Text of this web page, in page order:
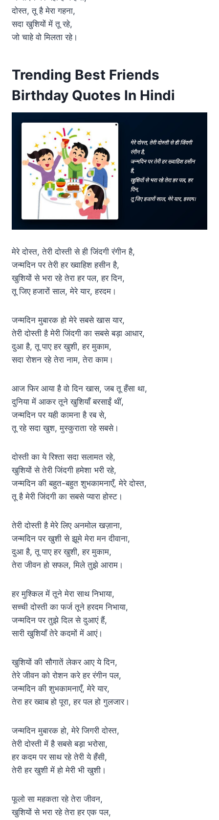
दोस्त, तू है मेरा गहना,
सदा खुशियों में तू रहे,
जो चाहे वो मिलता रहे।
Trending Best Friends
Birthday Quotes In Hindi
मेरे दोस्त, तेरी दोस्ती से ही जिंदगी रंगीन है,
जन्मदिन पर तेरी हर ख्वाहिश हसीन है,
खुशियों से भरा रहे तेरा हर पल, हर दिन,
तू जिए हजारों साल, मेरे यार, हरदम।
जन्मदिन मुबारक हो मेरे सबसे खास यार,
तेरी दोस्ती है मेरी जिंदगी का सबसे बड़ा आधार,
दुआ है, तू पाए हर खुशी, हर मुकाम,
सदा रोशन रहे तेरा नाम, तेरा काम।
आज फिर आया है वो दिन खास, जब तू हँसा था,
दुनिया में आकर तूने खुशियाँ बरसाईं थीं,
जन्मदिन पर यही कामना है रब से,
तू रहे सदा खुश, मुस्कुराता रहे सबसे।
दोस्ती का ये रिश्ता सदा सलामत रहे,
खुशियों से तेरी जिंदगी हमेशा भरी रहे,
जन्मदिन की बहुत-बहुत शुभकामनाएँ, मेरे दोस्त,
तू है मेरी जिंदगी का सबसे प्यारा होस्ट।
तेरी दोस्ती है मेरे लिए अनमोल खज़ाना,
जन्मदिन पर खुशी से झूमे मेरा मन दीवाना,
दुआ है, तू पाए हर खुशी, हर मुकाम,
तेरा जीवन हो सफल, मिले तुझे आराम।
हर मुश्किल में तूने मेरा साथ निभाया,
सच्ची दोस्ती का फर्ज तूने हरदम निभाया,
जन्मदिन पर तुझे दिल से दुआएं हैं,
सारी खुशियाँ तेरे कदमों में आएं।
खुशियों की सौगातें लेकर आए ये दिन,
तेरे जीवन को रोशन करे हर रंगीन पल,
जन्मदिन की शुभकामनाएँ, मेरे यार,
तेरा हर ख्वाब हो पूरा, हर पल हो गुलजार।
जन्मदिन मुबारक हो, मेरे जिगरी दोस्त,
तेरी दोस्ती में है सबसे बड़ा भरोसा,
हर कदम पर साथ रहे तेरी ये हँसी,
तेरी हर खुशी में हो मेरी भी खुशी।
फूलो सा महकता रहे तेरा जीवन,
खुशियों से भरा रहे तेरा हर एक पल,